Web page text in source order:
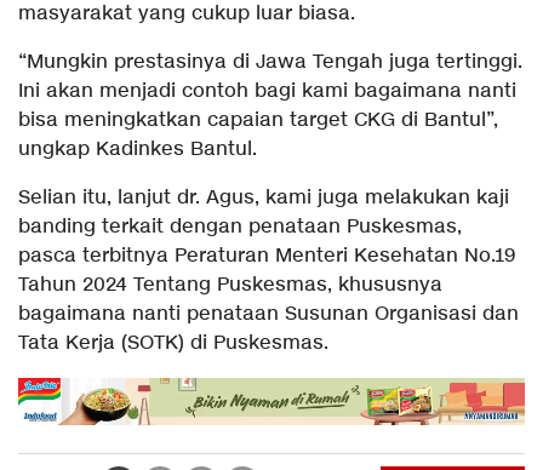
masyarakat yang cukup luar biasa.
“Mungkin prestasinya di Jawa Tengah juga tertinggi.
Ini akan menjadi contoh bagi kami bagaimana nanti
bisa meningkatkan capaian target CKG di Bantul”,
ungkap Kadinkes Bantul.
Selian itu, lanjut dr. Agus, kami juga melakukan kaji
banding terkait dengan penataan Puskesmas,
pasca terbitnya Peraturan Menteri Kesehatan No.19
Tahun 2024 Tentang Puskesmas, khususnya
bagaimana nanti penataan Susunan Organisasi dan
Tata Kerja (SOTK) di Puskesmas.